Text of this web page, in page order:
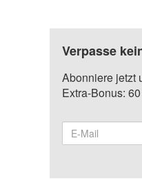
Verpasse
Abonniere jetzt
Extra-Bonus: